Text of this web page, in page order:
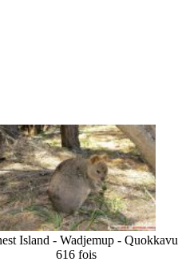
Island - Wadjemup - Quokkavu
616 fois